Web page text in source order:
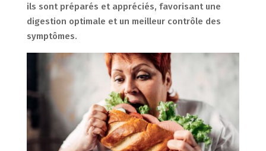
ils sont préparés et appréciés, favorisant une
digestion optimale et un meilleur contrôle des
symptômes.